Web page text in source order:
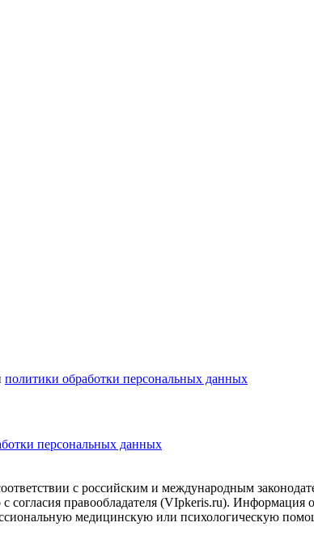
политики обработки персональных данных
персональных данных
с российским и международным
правообладателя (VIpkeris.ru). Информация
медицинскую или психологическую